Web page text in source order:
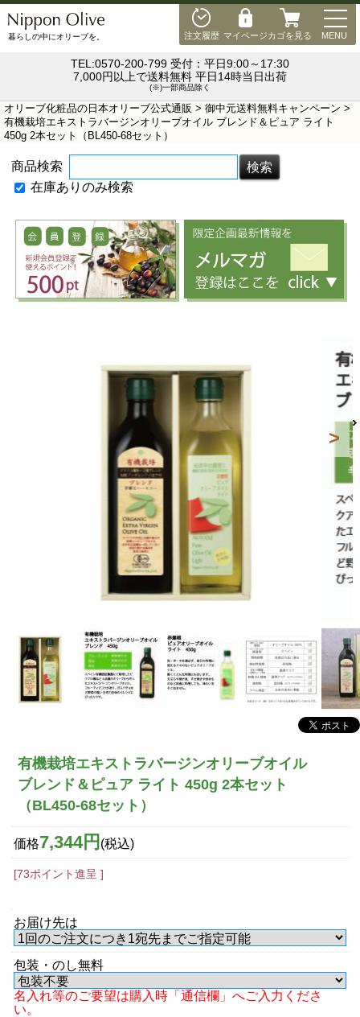
注文履歴 マイページカゴを見る MENU
暮らしの中にオリーブを。
TEL:0570-200-799 受付：平日9:00～17:30
7,000円以上で送料無料 平日14時当日出荷
(※)一部商品除く
オリーブ化粧品の日本オリーブ公式通販 > 御中元送料無料キャンペーン >
有機栽培エキストラバージンオリーブオイル ブレンド＆ピュア ライト
450g 2本セット（BL450-68セット）
商品検索
在庫ありのみ検索
有機栽培エキストラバージンオリーブオイル
ブレンド＆ピュア ライト 450g 2本セット
（BL450-68セット）
価格7,344円 (税込)
[73ポイント進呈 ]
お届け先は
包装・のし無料
名入れ等のご要望は購入時「通信欄」へご入力くださ
い。